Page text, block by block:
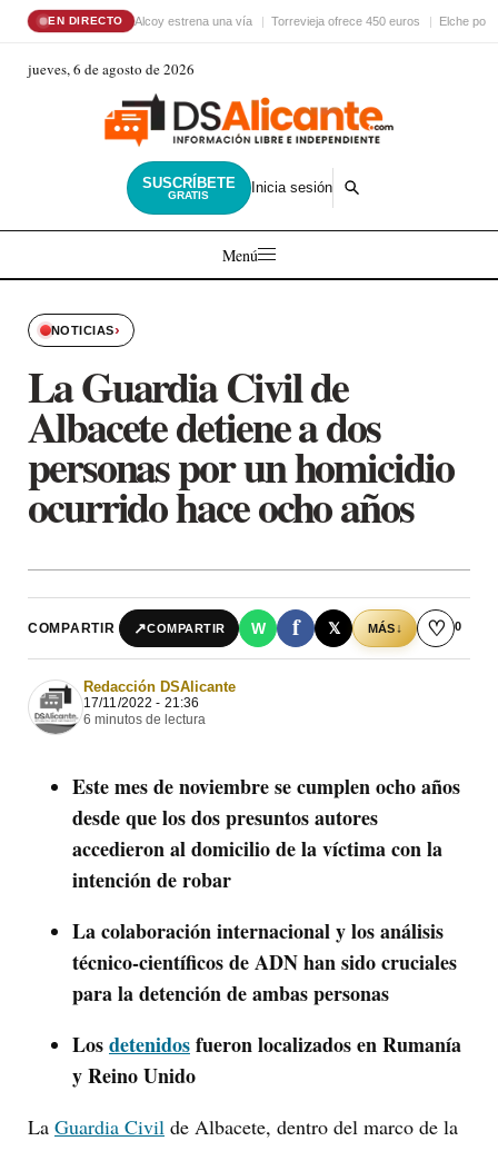
EN DIRECTO Alcoy estrena una vía Torrevieja ofrece 450 euros Elche
jueves, 6 de agosto de 2026
SUSCRÍBETE
GRATIS Inicia sesión
Menú
NOTICIAS›
La Guardia Civil de
Albacete detiene a dos
personas por un homicidio
ocurrido hace ocho años
COMPARTIR ↗COMPARTIR W f 𝕏 MÁS↓ ♡ 0
Redacción DSAlicante
17/11/2022 - 21:36
6 minutos de lectura
Este mes de noviembre se cumplen ocho años
desde que los dos presuntos autores
accedieron al domicilio de la víctima con la
intención de robar
La colaboración internacional y los análisis
técnico-científicos de ADN han sido cruciales
para la detención de ambas personas
Losdetenidosfueron localizados en Rumanía
y Reino Unido
La Guardia Civil de Albacete, dentro del marco de la